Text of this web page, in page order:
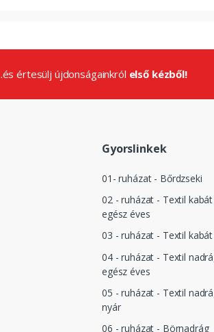
értesülj újdonságainkról első kézből!
Gyorslinkek
01- ruházat - Bőrdzseki
02 - ruházat - Textil
egész éves
03 - ruházat - Textil
04 - ruházat - Textil
egész éves
05 - ruházat - Textil
nyár
06 - ruházat - Börnadrág